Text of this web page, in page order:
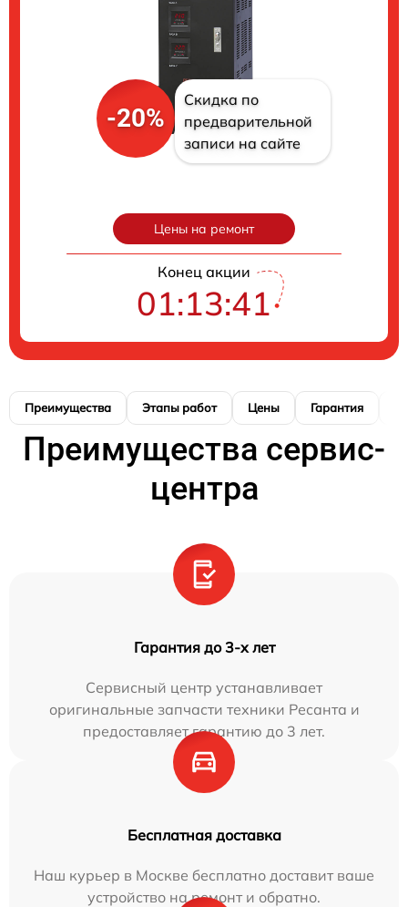
-20%
Скидка по
предварительной
записи на сайте
Цены на ремонт
Конец акции
01:13:40
Преимущества Этапы работ Цены Гарантия
Преимущества сервис-
центра
Гарантия до 3-х лет
Сервисный центр устанавливает
оригинальные запчасти техники Ресанта и
предоставляет гарантию до 3 лет.
Бесплатная доставка
Наш курьер в Москве бесплатно доставит ваше
устройство на ремонт и обратно.